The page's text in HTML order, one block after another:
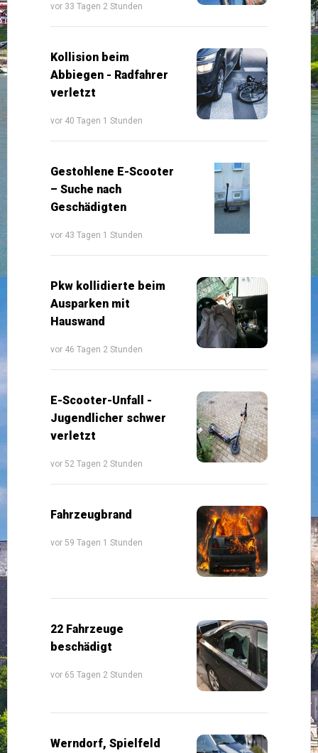
vor 33 Tagen 2 Stunden
Kollision beim
Abbiegen - Radfahrer
verletzt
vor 40 Tagen 1 Stunden
Gestohlene E-Scooter
– Suche nach
Geschädigten
vor 43 Tagen 1 Stunden
Pkw kollidierte beim
Ausparken mit
Hauswand
vor 46 Tagen 2 Stunden
E-Scooter-Unfall -
Jugendlicher schwer
verletzt
vor 52 Tagen 2 Stunden
Fahrzeugbrand
vor 59 Tagen 1 Stunden
22 Fahrzeuge
beschädigt
vor 65 Tagen 2 Stunden
Werndorf, Spielfeld